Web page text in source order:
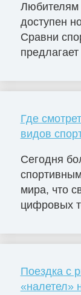
Любителям
доступен
Сравни
Где
видов
Сегодня
мира, что
цифровых
Поездка с
«налетел»